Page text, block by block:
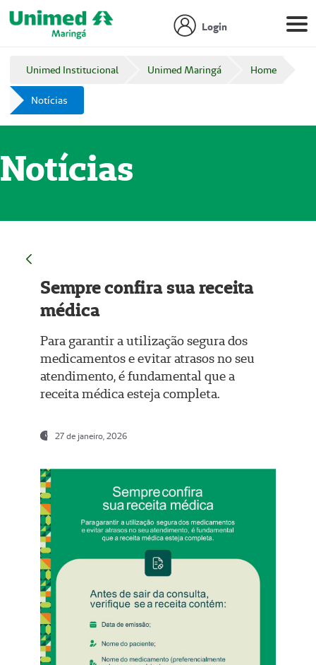
Login
Unimed Institucional Unimed Maringá Home
Notícias
Notícias
Sempre confira sua receita
médica
Para garantir a utilização segura dos
medicamentos e evitar atrasos no seu
atendimento, é fundamental que a
receita médica esteja completa.
27 de janeiro, 2026